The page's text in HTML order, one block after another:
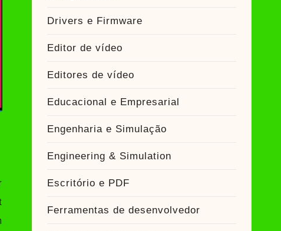
Drivers e Firmware
Editor de vídeo
Editores de vídeo
Educacional e Empresarial
Engenharia e Simulação
Engineering & Simulation
Escritório e PDF
Ferramentas de desenvolvedor